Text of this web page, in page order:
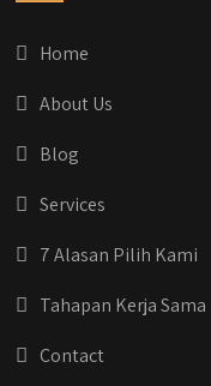
Home
About Us
Blog
Services
7 Alasan Pilih Kami
Tahapan Kerja Sama
Contact